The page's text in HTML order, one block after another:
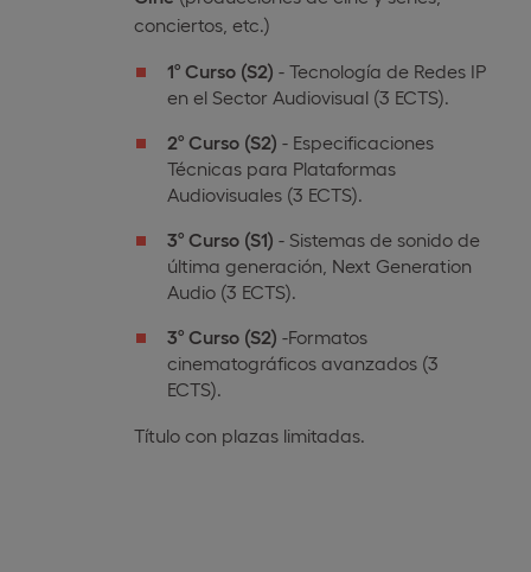
conciertos, etc.)
1º Curso (S2) - Tecnología de Redes IP
en el Sector Audiovisual (3 ECTS).
2º Curso (S2) - Especificaciones
Técnicas para Plataformas
Audiovisuales (3 ECTS).
3º Curso (S1) - Sistemas de sonido de
última generación, Next Generation
Audio (3 ECTS).
3º Curso (S2) -Formatos
cinematográficos avanzados (3
ECTS).
Título con plazas limitadas.